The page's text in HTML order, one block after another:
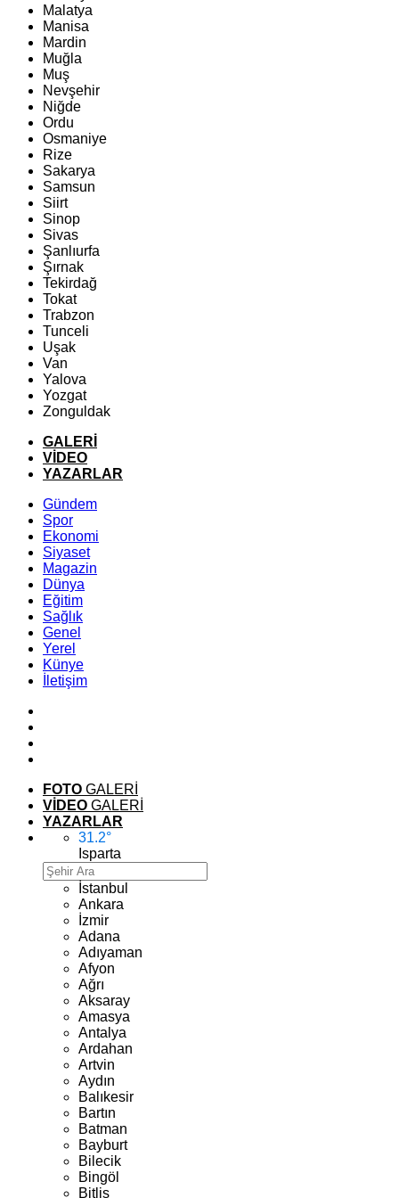
Malatya
Manisa
Mardin
Muğla
Muş
Nevşehir
Niğde
Ordu
Osmaniye
Rize
Sakarya
Samsun
Siirt
Sinop
Sivas
Şanlıurfa
Şırnak
Tekirdağ
Tokat
Trabzon
Tunceli
Uşak
Van
Yalova
Yozgat
Zonguldak
GALERİ
VİDEO
YAZARLAR
Gündem
Spor
Ekonomi
Siyaset
Magazin
Dünya
Eğitim
Sağlık
Genel
Yerel
Künye
İletişim
FOTO GALERİ
VİDEO GALERİ
YAZARLAR
31.2°
Isparta
İstanbul
Ankara
İzmir
Adana
Adıyaman
Afyon
Ağrı
Aksaray
Amasya
Antalya
Ardahan
Artvin
Aydın
Balıkesir
Bartın
Batman
Bayburt
Bilecik
Bingöl
Bitlis